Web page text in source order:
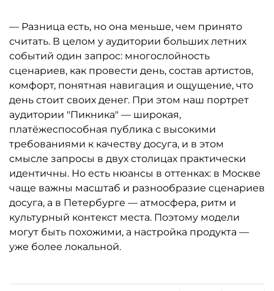
— Разница есть, но она меньше, чем принято
считать. В целом у аудитории больших летних
событий один запрос: многослойность
сценариев, как провести день, состав артистов,
комфорт, понятная навигация и ощущение, что
день стоит своих денег. При этом наш портрет
аудитории "Пикника" — широкая,
платёжеспособная публика с высокими
требованиями к качеству досуга, и в этом
смысле запросы в двух столицах практически
идентичны. Но есть нюансы в оттенках: в Москве
чаще важны масштаб и разнообразие сценариев
досуга, а в Петербурге — атмосфера, ритм и
культурный контекст места. Поэтому модели
могут быть похожими, а настройка продукта —
уже более локальной.